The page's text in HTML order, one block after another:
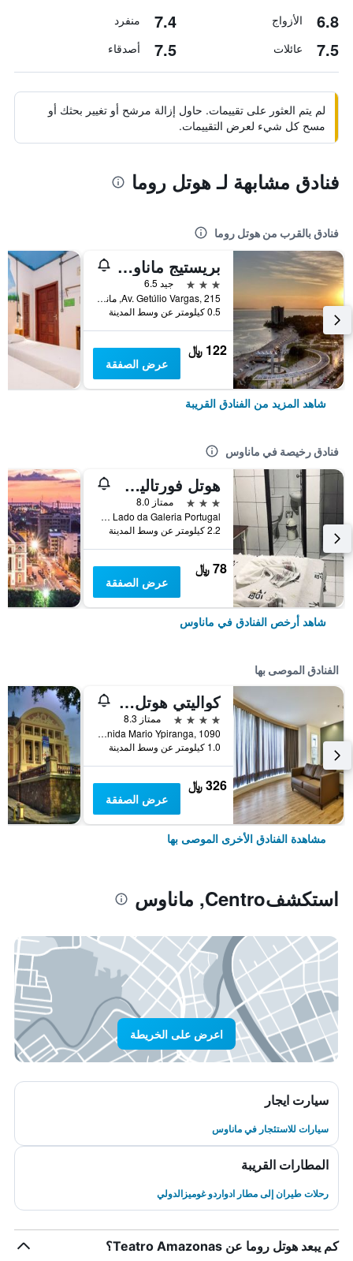
6.8 الأزواج 7.4 منفرد
7.5 عائلات 7.5 أصدقاء
لم يتم العثور على تقييمات. حاول إزالة مرشح أو تغيير بحثك أو
مسح كل شيء لعرض التقييمات.
فنادق مشابهة لـ هوتل روما
فنادق بالقرب من هوتل روما
بريستيج ماناوس هوتل
3 نجوم
جيد 6.5
Av. Getúlio Vargas, 215, ماناوس, البرازيل
0.5 كيلومتر عن وسط المدينة
122 ﷼
عرض الصفقة
شاهد المزيد من الفنادق القريبة
فنادق رخيصة في ماناوس
هوتل فورتاليزا 3 مانواس
3 نجوم
ممتاز 8.0
Rua Joaquim Sarmento N333 Ao Lado da Galeria Portugal, ماناوس, البرازيل
2.2 كيلومتر عن وسط المدينة
78 ﷼
عرض الصفقة
شاهد أرخص الفنادق في ماناوس
الفنادق الموصى بها
كواليتي هوتل ماناوس
4 نجوم
ممتاز 8.3
Avenida Mario Ypiranga, 1090, ماناوس, البرازيل
1.0 كيلومتر عن وسط المدينة
326 ﷼
عرض الصفقة
مشاهدة الفنادق الأخرى الموصى بها
استكشفCentro, ماناوس
اعرض على الخريطة
سيارت ايجار
سيارات للاستئجار في ماناوس
المطارات القريبة
رحلات طيران إلى مطار ادواردو غوميزالدولي
كم يبعد هوتل روما عن Teatro Amazonas؟